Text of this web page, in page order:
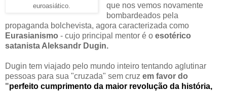
euroasiático.
que nos vemos novamente
bombardeados pela
propaganda bolchevista, agora caracterizada como
Eurasianismo - cujo principal mentor é o esotérico
satanista Aleksandr Dugin.
Dugin tem viajado pelo mundo inteiro tentando aglutinar
pessoas para sua "cruzada" sem cruz em favor do
"perfeito cumprimento da maior revolução da história,